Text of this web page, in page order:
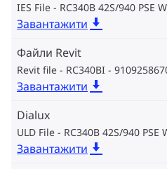
IES File - RC340B 42S/940 PSE
Завантажити
Файли Revit
Revit file - RC340BI -
Завантажити
Dialux
ULD File - RC340B 42S/940 PSE
Завантажити